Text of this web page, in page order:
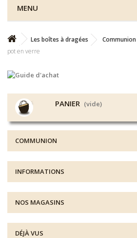
MENU
Les boîtes à dragées Communion
pot en verre
PANIER (vide)
COMMUNION
INFORMATIONS
NOS MAGASINS
DÉJÀ VUS